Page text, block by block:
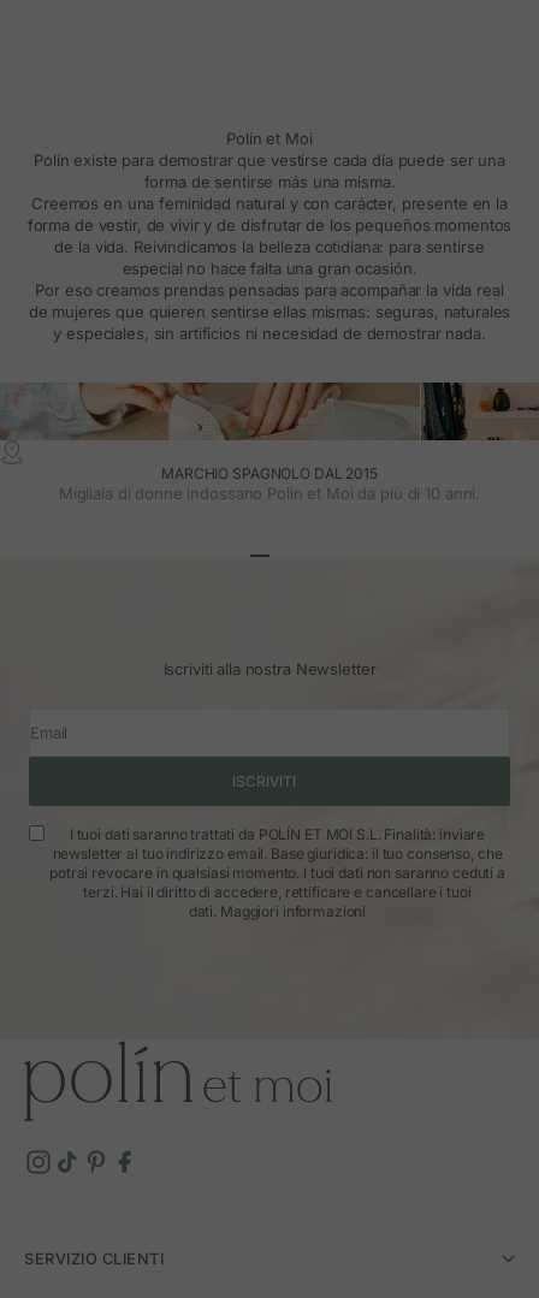
Polín et Moi
Polín existe para demostrar que vestirse cada día puede ser una
forma de sentirse más una misma.
Creemos en una feminidad natural y con carácter, presente en la
forma de vestir, de vivir y de disfrutar de los pequeños momentos
de la vida. Reivindicamos la belleza cotidiana: para sentirse
especial no hace falta una gran ocasión.
Por eso creamos prendas pensadas para acompañar la vida real
de mujeres que quieren sentirse ellas mismas: seguras, naturales
y especiales, sin artificios ni necesidad de demostrar nada.
MARCHIO SPAGNOLO DAL 2015
Migliaia di donne indossano Polin et Moi da più di 10 anni.
Iscriviti alla nostra Newsletter
Email
ISCRIVITI
I tuoi dati saranno trattati da POLÍN ET MOI S.L. Finalità: inviare
newsletter al tuo indirizzo email. Base giuridica: il tuo consenso, che
potrai revocare in qualsiasi momento. I tuoi dati non saranno ceduti a
terzi. Hai il diritto di accedere, rettificare e cancellare i tuoi
dati. Maggiori informazioni
SERVIZIO CLIENTI